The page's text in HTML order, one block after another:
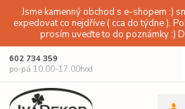
Jsme kamenný obchod s e-shopem :)
expedovat co nejdříve ( cca do týdne ).
prosím uveďte to do poznámky :)
602 734 359
po-pá 10.00-17.00hod